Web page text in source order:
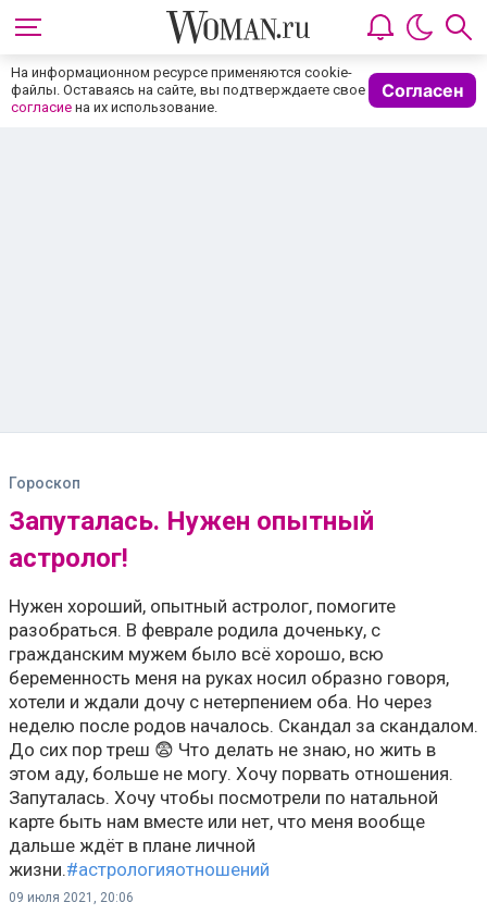
На информационном ресурсе применяются cookie-
файлы. Оставаясь на сайте, вы подтверждаете свое
согласие на их использование.
Согласен
Гороскоп
Запуталась. Нужен опытный
астролог!
Нужен хороший, опытный астролог, помогите
разобраться. В феврале родила доченьку, с
гражданским мужем было всё хорошо, всю
беременность меня на руках носил образно говоря,
хотели и ждали дочу с нетерпением оба. Но через
неделю после родов началось. Скандал за скандалом.
До сих пор треш 😨 Что делать не знаю, но жить в
этом аду, больше не могу. Хочу порвать отношения.
Запуталась. Хочу чтобы посмотрели по натальной
карте быть нам вместе или нет, что меня вообще
дальше ждёт в плане личной
жизни.#астрологияотношений
09 июля 2021, 20:06